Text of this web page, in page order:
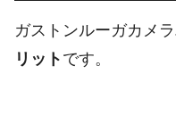
ガストンルーガカメ
リット です。